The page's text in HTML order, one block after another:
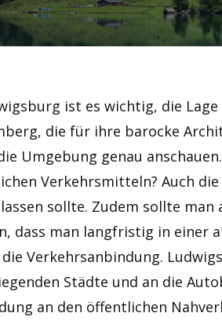
ist es wichtig, die
die für ihre barocke
Umgebung genau
Verkehrsmitteln? Auch
sollte. Zudem sollte
dass man langfristig in
Verkehrsanbindung.
Städte und an die
an den öffentlichen